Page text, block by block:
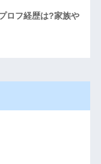
ロフ経歴は?家族や